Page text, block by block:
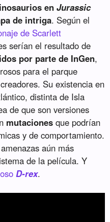
enJurassic
de intriga. Según el
de Scarlett
serían el resultado de
por parte de InGen,
para el parque
Su existencia en
distinta de Isla
de que son versiones
mutaciones que podrían
y de comportamiento.
aún más
de la película. Y
D-rex.